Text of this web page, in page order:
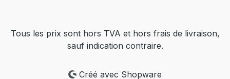
Tous les prix sont hors TVA et hors frais de livraison,
sauf indication contraire.
Créé avec Shopware